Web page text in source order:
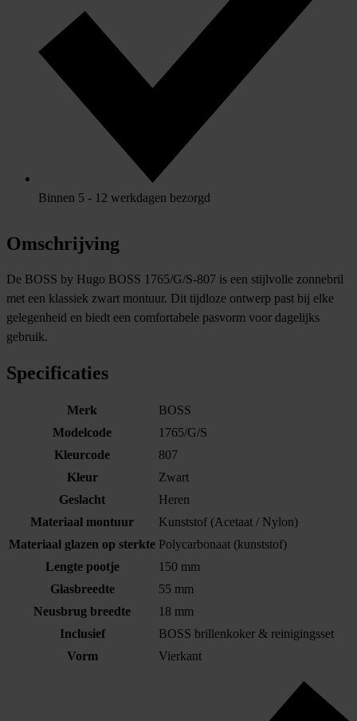
Binnen 5 - 12 werkdagen bezorgd
Omschrijving
De BOSS by Hugo BOSS 1765/G/S-807 is een stijlvolle zonnebril
met een klassiek zwart montuur. Dit tijdloze ontwerp past bij elke
gelegenheid en biedt een comfortabele pasvorm voor dagelijks
gebruik.
Specificaties
Merk
BOSS
Modelcode
1765/G/S
Kleurcode
807
Kleur
Zwart
Geslacht
Heren
Materiaal montuur
Kunststof (Acetaat / Nylon)
Materiaal glazen op sterkte Polycarbonaat (kunststof)
Lengte pootje
150 mm
Glasbreedte
55 mm
Neusbrug breedte
18 mm
Inclusief
BOSS brillenkoker & reinigingsset
Vorm
Vierkant